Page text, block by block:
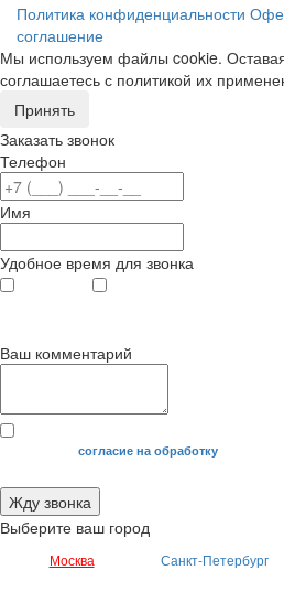
Политика конфиденциальности
соглашение
Мы используем файлы cookie.
соглашаетесь с политикой их
Принять
Заказать звонок
Телефон
Имя
Удобное время для звонка
Ваш комментарий
Я даю своесогласие на обработку
Жду звонка
Выберите ваш город
Москва Санкт-Петербург